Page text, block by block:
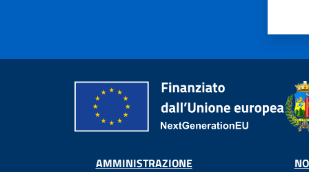
AMMINISTRAZIONE